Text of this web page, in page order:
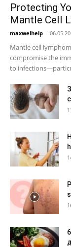
Protecting
Mantle Cell
maxwelhelp -
Mantle cell
compromise the
to